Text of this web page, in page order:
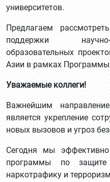
университетов.
Предлагаем
поддержки
образовательных
Азии в рамках Программы
Уважаемые коллеги!
Важнейшим
является укрепление
новых вызовов и угроз
Сегодня мы
программы по защите
наркотрафику и